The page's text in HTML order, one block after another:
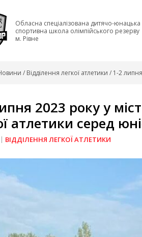
Обласна спеціалізована дитячо-юнацька
спортивна школа олімпійського резерву
м. Рівне
/ Відділення легкої атлетики / 1-2
2023 року у
атлетики серед
ВІДДІЛЕННЯ ЛЕГКОЇ АТЛЕТИКИ